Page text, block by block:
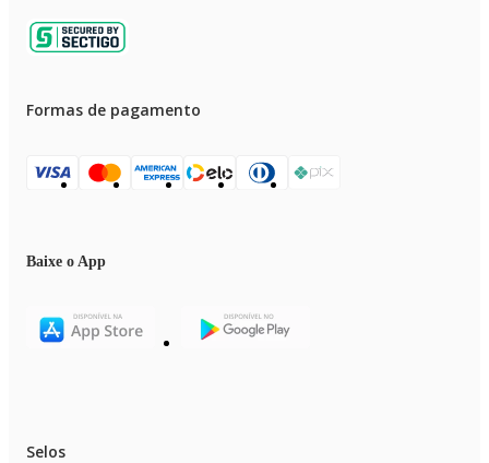
Formas de pagamento
Baixe o App
Selos